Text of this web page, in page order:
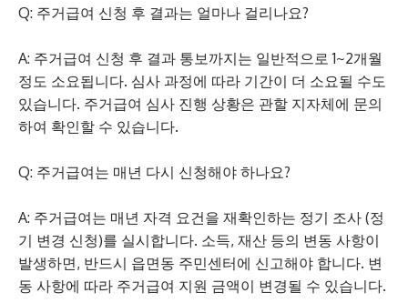
Q: 주거급여 신청 후 결과는 얼마나 걸리나요?
A: 주거급여 신청 후 결과 통보까지는 일반적으로 1~2개월
정도 소요됩니다. 심사 과정에 따라 기간이 더 소요될 수도
있습니다. 주거급여 심사 진행 상황은 관할 지자체에 문의
하여 확인할 수 있습니다.
Q: 주거급여는 매년 다시 신청해야 하나요?
A: 주거급여는 매년 자격 요건을 재확인하는 정기 조사 (정
기 변경 신청)를 실시합니다. 소득, 재산 등의 변동 사항이
발생하면, 반드시 읍면동 주민센터에 신고해야 합니다. 변
동 사항에 따라 주거급여 지원 금액이 변경될 수 있습니다.